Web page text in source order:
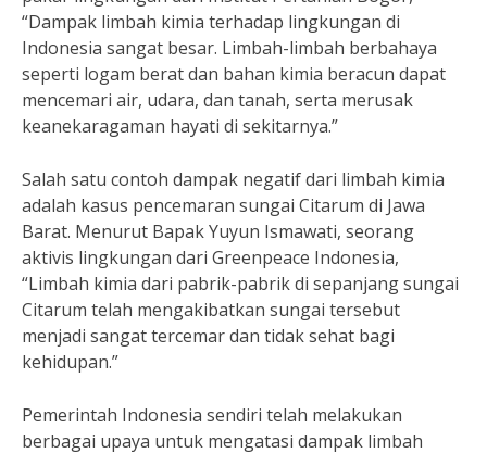
“Dampak limbah kimia terhadap lingkungan di
Indonesia sangat besar. Limbah-limbah berbahaya
seperti logam berat dan bahan kimia beracun dapat
mencemari air, udara, dan tanah, serta merusak
keanekaragaman hayati di sekitarnya.”
Salah satu contoh dampak negatif dari limbah kimia
adalah kasus pencemaran sungai Citarum di Jawa
Barat. Menurut Bapak Yuyun Ismawati, seorang
aktivis lingkungan dari Greenpeace Indonesia,
“Limbah kimia dari pabrik-pabrik di sepanjang sungai
Citarum telah mengakibatkan sungai tersebut
menjadi sangat tercemar dan tidak sehat bagi
kehidupan.”
Pemerintah Indonesia sendiri telah melakukan
berbagai upaya untuk mengatasi dampak limbah